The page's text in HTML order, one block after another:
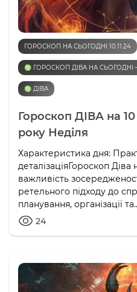
ГОРОСКОП НА СЬОГОДНІ 10.11.24
♍️ ГОРОСКОП ДІВА НА СЬОГОДНІ
♍️ ДІВА
Гороскоп ДІВА на
року Неділя
Характеристика дня:
деталізаціяГороскоп Діва
важливість
ретельного підходу до
планування, організації
24